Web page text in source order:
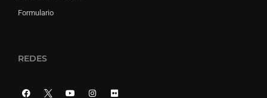
Formulario
REDES